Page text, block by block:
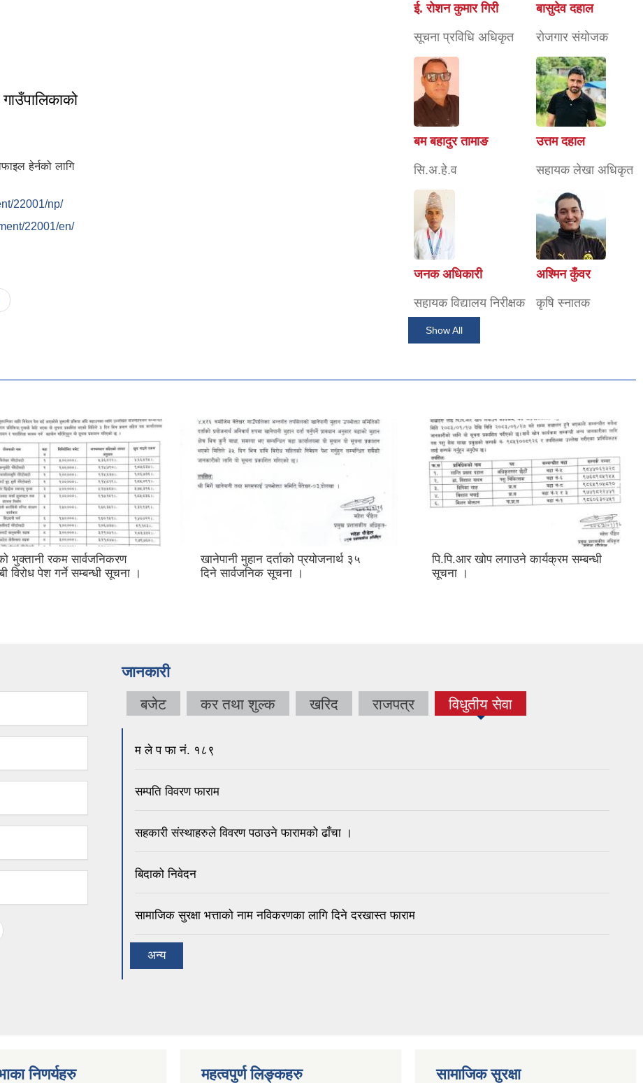
हेर्नको लागि
22001/np/
22001/en/
ई. रोशन कुमार गिरी
सूचना प्रविधि अधिकृत
बासुदेव दहाल
राेजगार संयाेजक
बम बहादुर तामाङ
सि.अ.हे.व
उत्तम दहाल
सहायक लेखा अधिकृत
जनक अधिकारी
सहायक विद्यालय निरीक्षक
अश्मिन कुँवर
कृषि स्नातक
Show All
भुक्तानी रकम सार्वजनिकरण
विरोध पेश गर्ने सम्बन्धी सूचना ।
खानेपानी मुहान दर्ताको प्रयोजनार्थ ३५
दिने सार्वजनिक सूचना ।
पि.पि.आर खोप लगाउने कार्यक्रम सम्बन्धी
सूचना ।
जानकारी
बजेट कर तथा शुल्क खरिद राजपत्र विधुतीय सेवा
(active tab)
म ले प फा नं. १८९
सम्पति विवरण फाराम
सहकारी संस्थाहरुले विवरण पठाउने फारामको ढाँचा ।
बिदाको निवेदन
सामाजिक सुरक्षा भत्ताको नाम नविकरणका लागि दिने दरखास्त फाराम
अन्य
निणर्यहरु महत्वपुर्ण लिङ्कहरु सामाजिक सुरक्षा